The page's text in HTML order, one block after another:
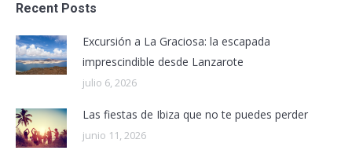
Recent Posts
Excursión a La Graciosa: la escapada
imprescindible desde Lanzarote
julio 6, 2026
Las fiestas de Ibiza que no te puedes perder
junio 11, 2026